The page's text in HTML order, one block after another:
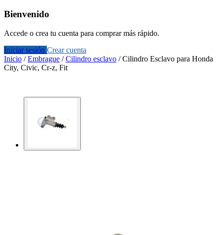
Bienvenido
Accede o crea tu cuenta para comprar más rápido.
Iniciar sesión Crear cuenta
Inicio /Embrague /Cilindro esclavo /Cilindro Esclavo para Honda
City, Civic, Cr-z, Fit